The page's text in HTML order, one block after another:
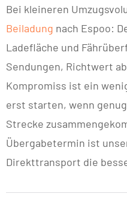
Bei kleineren
Beiladung nach Espoo:
Ladefläche und
Sendungen, Richtwert
Kompromiss ist ein
erst starten, wenn
Strecke
Übergabetermin ist
Direkttransport die